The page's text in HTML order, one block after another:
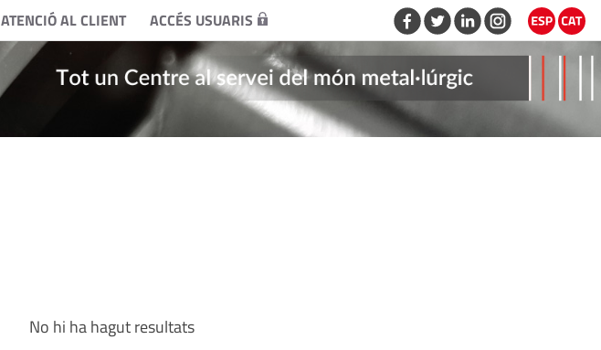
ATENCIÓ AL CLIENT ACCÉS USUARIS
No hi ha hagut resultats